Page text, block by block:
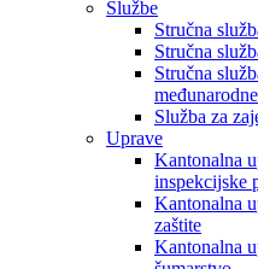
Službe
Stručna
Stručna
Stručna
Služba za
Uprave
Kantonalna
inspekcijske
Kantonalna
zaštite
Kantonalna